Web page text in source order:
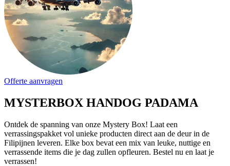
Offerte aanvragen
MYSTERBOX HANDOG PADAMA
Ontdek de spanning van onze Mystery Box! Laat een
verrassingspakket vol unieke producten direct aan de deur in de
Filipijnen leveren. Elke box bevat een mix van leuke, nuttige en
verrassende items die je dag zullen opfleuren. Bestel nu en laat je
verrassen!